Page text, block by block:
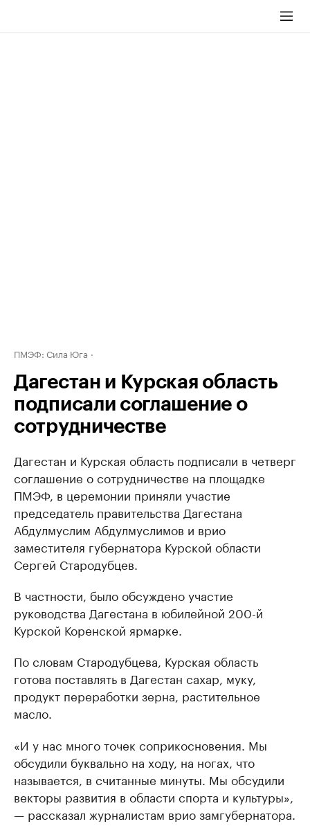
ПМЭФ: Сила Юга
Дагестан и Курская область
подписали соглашение о
сотрудничестве
Дагестан и Курская область подписали в четверг
соглашение о сотрудничестве на площадке
ПМЭФ, в церемонии приняли участие
председатель правительства Дагестана
Абдулмуслим Абдулмуслимов и врио
заместителя губернатора Курской области
Сергей Стародубцев.
В частности, было обсуждено участие
руководства Дагестана в юбилейной 200-й
Курской Коренской ярмарке.
По словам Стародубцева, Курская область
готова поставлять в Дагестан сахар, муку,
продукт переработки зерна, растительное
масло.
«И у нас много точек соприкосновения. Мы
обсудили буквально на ходу, на ногах, что
называется, в считанные минуты. Мы обсудили
векторы развития в области спорта и культуры»,
— рассказал журналистам врио замгубернатора.